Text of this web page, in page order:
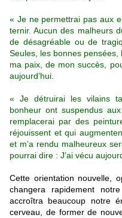
« Je ne permettrai pas aux
ternir. Aucun des malheurs
de désagréable ou de
Seules, les bonnes
ma paix, de mon succès,
aujourd’hui.
« Je détruirai les vilains
bonheur ont suspendus
remplacerai par des
réjouissent et qui
et m’a rendu malheureux
pourrai dire : J’ai vécu
Cette orientation nouvelle,
changera rapidement
accroîtra beaucoup notre
cerveau, de former de